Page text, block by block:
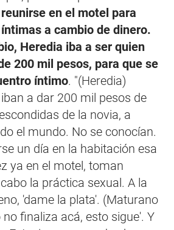
en el motel para
a cambio de dinero.
Heredia iba a ser quien
200 mil pesos, para que se
íntimo. "(Heredia)
a dar 200 mil pesos de
de la novia, a
el mundo. No se conocían.
un día en la habitación esa
ya en el motel, toman
la práctica sexual. A la
'dame la plata'. (Maturano
finaliza acá, esto sigue'. Y